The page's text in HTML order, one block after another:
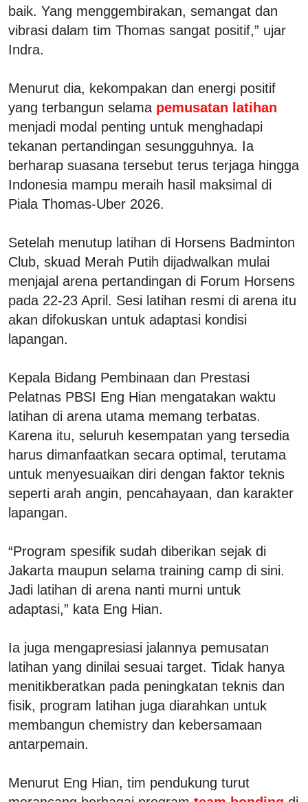
baik. Yang menggembirakan, semangat dan
vibrasi dalam tim Thomas sangat positif,” ujar
Indra.
Menurut dia, kekompakan dan energi positif
yang terbangun selama pemusatan latihan
menjadi modal penting untuk menghadapi
tekanan pertandingan sesungguhnya. Ia
berharap suasana tersebut terus terjaga hingga
Indonesia mampu meraih hasil maksimal di
Piala Thomas-Uber 2026.
Setelah menutup latihan di Horsens Badminton
Club, skuad Merah Putih dijadwalkan mulai
menjajal arena pertandingan di Forum Horsens
pada 22-23 April. Sesi latihan resmi di arena itu
akan difokuskan untuk adaptasi kondisi
lapangan.
Kepala Bidang Pembinaan dan Prestasi
Pelatnas PBSI Eng Hian mengatakan waktu
latihan di arena utama memang terbatas.
Karena itu, seluruh kesempatan yang tersedia
harus dimanfaatkan secara optimal, terutama
untuk menyesuaikan diri dengan faktor teknis
seperti arah angin, pencahayaan, dan karakter
lapangan.
“Program spesifik sudah diberikan sejak di
Jakarta maupun selama training camp di sini.
Jadi latihan di arena nanti murni untuk
adaptasi,” kata Eng Hian.
Ia juga mengapresiasi jalannya pemusatan
latihan yang dinilai sesuai target. Tidak hanya
menitikberatkan pada peningkatan teknis dan
fisik, program latihan juga diarahkan untuk
membangun chemistry dan kebersamaan
antarpemain.
Menurut Eng Hian, tim pendukung turut